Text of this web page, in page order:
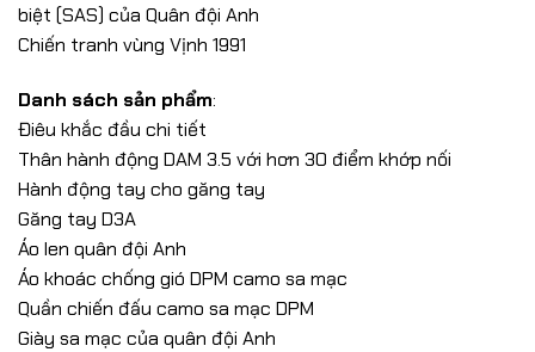
biệt (SAS) của Quân đội Anh
Chiến tranh vùng Vịnh 1991
Danh sách sản phẩm:
Điêu khắc đầu chi tiết
Thân hành động DAM 3.5 với hơn 30 điểm khớp nối
Hành động tay cho găng tay
Găng tay D3A
Áo len quân đội Anh
Áo khoác chống gió DPM camo sa mạc
Quần chiến đấu camo sa mạc DPM
Giày sa mạc của quân đội Anh